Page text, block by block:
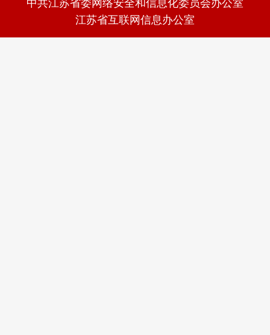
中共江苏省委网络安全和信息化委员会办公室
江苏省互联网信息办公室